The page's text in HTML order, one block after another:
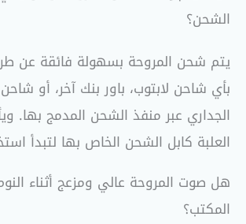
الشحن؟
يتم شحن المروحة بسهولة فائقة عن
بأي شاحن لابتوب، باور بنك آخر، أو شاحن
الجداري عبر منفذ الشحن المدمج بها.
العلبة كابل الشحن الخاص بها لتبدأ
هل صوت المروحة عالي ومزعج أثناء
المكتب؟